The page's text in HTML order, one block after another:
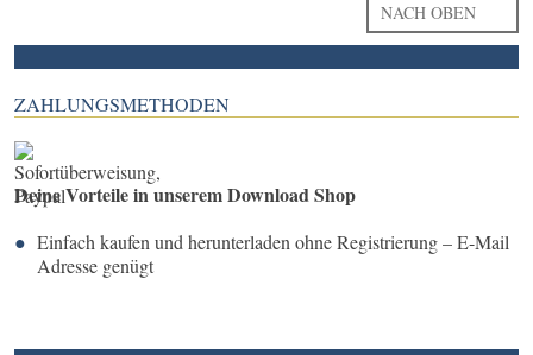
NACH OBEN
ZAHLUNGSMETHODEN
Deine Vorteile in unserem Download Shop
Einfach kaufen und herunterladen ohne Registrierung – E-Mail
Adresse genügt